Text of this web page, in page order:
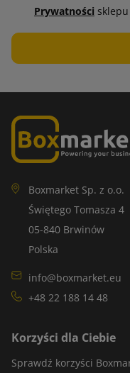
Prywatności
Boxmarket Sp. z o.o.
Świętego Tomasza 4
05-840 Brwinów
Polska
info@boxmarket.eu
+48 22 188 14 48
Korzyści dla Ciebie
Sprawdź korzyści